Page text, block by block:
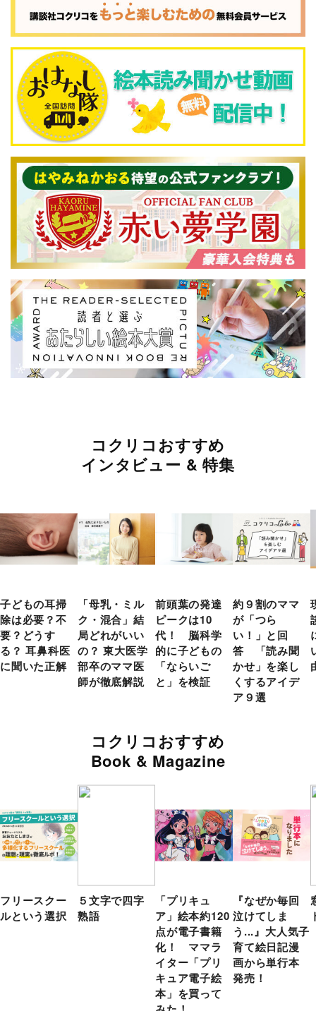
コクリコおすすめ
インタビュー & 特集
子どもの耳掃
除は必要？不
要？どうす
る？ 耳鼻科医
に聞いた正解
「母乳・ミル
ク・混合」結
局どれがいい
の？ 東大医学
部卒のママ医
師が徹底解説
前頭葉の発達
ピークは10
代！ 脳科学
的に子どもの
「ならいご
と」を検証
約９割のママ
が「つら
い！」と回
答 「読み聞
かせ」を楽し
くするアイデ
ア９選
コクリコおすすめ
Book & Magazine
フリースクー
ルという選択
５文字で四字
熟語
「プリキュ
ア」絵本約120
点が電子書籍
化！ ママラ
イター「プリ
キュア電子絵
本」を買って
『なぜか毎回
泣けてしま
う...』大人気子
育て絵日記漫
画から単行本
発売！